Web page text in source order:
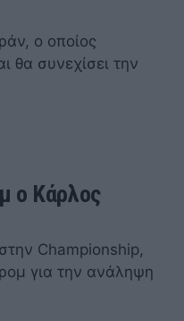
ο οποίος
θα συνεχίσει την
ο Κάρλος
Championship,
για την ανάληψη